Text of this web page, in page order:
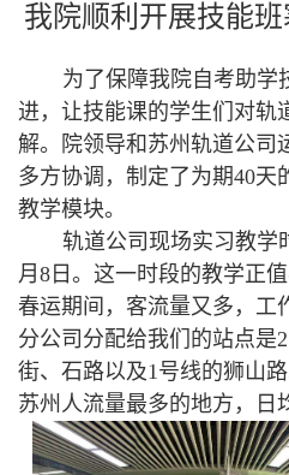
我院顺利开展技能
为了保障我院自考助学
进，让技能课的学生们对轨
解。院领导和苏州轨道公司
多方协调，制定了为期40天
教学模块。
轨道公司现场实习教学
月 8 日。这一时段的教学正值
春运期间，客流量又多，工
分公司分配给我们的站点是2
街、石路以及1号线的狮山
苏州人流量最多的地方，日